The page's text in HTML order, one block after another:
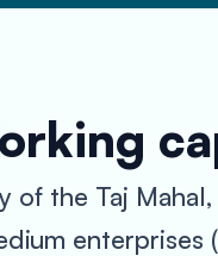
of the Taj
enterprises